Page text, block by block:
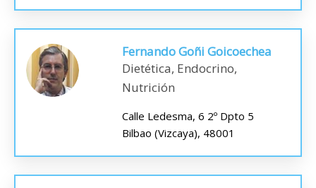
Fernando Goñi Goicoechea
Dietética, Endocrino,
Nutrición
Calle Ledesma, 6 2º Dpto 5
Bilbao (Vizcaya), 48001